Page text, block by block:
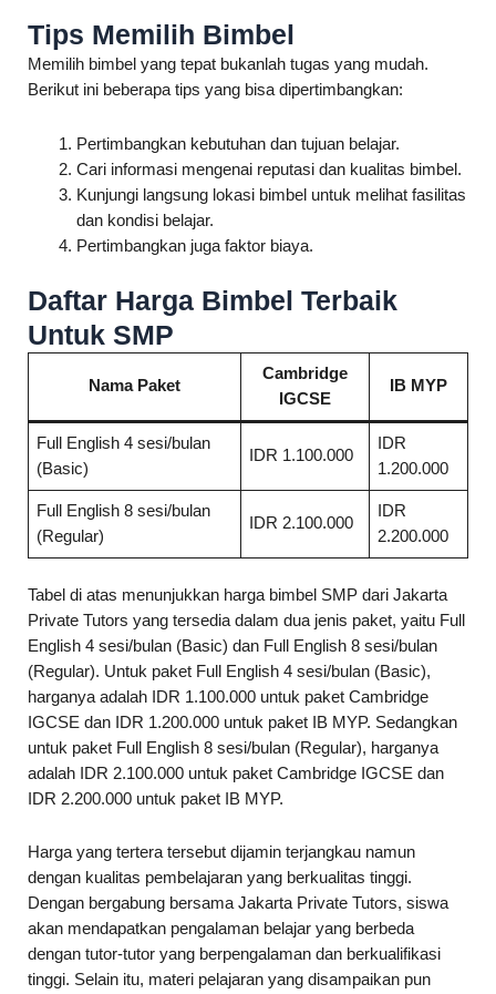
Tips Memilih Bimbel
Memilih bimbel yang tepat bukanlah tugas yang mudah.
Berikut ini beberapa tips yang bisa dipertimbangkan:
Pertimbangkan kebutuhan dan tujuan belajar.
Cari informasi mengenai reputasi dan kualitas bimbel.
Kunjungi langsung lokasi bimbel untuk melihat fasilitas
dan kondisi belajar.
Pertimbangkan juga faktor biaya.
Daftar Harga Bimbel Terbaik
Untuk SMP
Nama Paket
Cambridge
IGCSE
IB MYP
Full English 4 sesi/bulan
(Basic)
IDR 1.100.000
IDR
1.200.000
Full English 8 sesi/bulan
(Regular)
IDR 2.100.000
IDR
2.200.000
Tabel di atas menunjukkan harga bimbel SMP dari Jakarta
Private Tutors yang tersedia dalam dua jenis paket, yaitu Full
English 4 sesi/bulan (Basic) dan Full English 8 sesi/bulan
(Regular). Untuk paket Full English 4 sesi/bulan (Basic),
harganya adalah IDR 1.100.000 untuk paket Cambridge
IGCSE dan IDR 1.200.000 untuk paket IB MYP. Sedangkan
untuk paket Full English 8 sesi/bulan (Regular), harganya
adalah IDR 2.100.000 untuk paket Cambridge IGCSE dan
IDR 2.200.000 untuk paket IB MYP.
Harga yang tertera tersebut dijamin terjangkau namun
dengan kualitas pembelajaran yang berkualitas tinggi.
Dengan bergabung bersama Jakarta Private Tutors, siswa
akan mendapatkan pengalaman belajar yang berbeda
dengan tutor-tutor yang berpengalaman dan berkualifikasi
tinggi. Selain itu, materi pelajaran yang disampaikan pun